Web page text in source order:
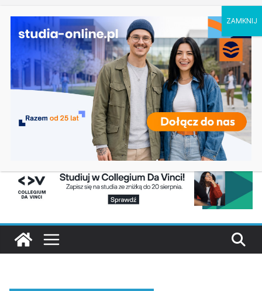
Ostatnie
wpisy:
Logistyka – studia inżynierskie na Uniwersytecie
Szczecińskim
Elektroniczne przetwarzanie informacji w
Krakowie
Prawo w Łomży
Pedagogika przedszkolna i wczesnoszkolna w
Skierniewicach
Kosmetologia w Opolu